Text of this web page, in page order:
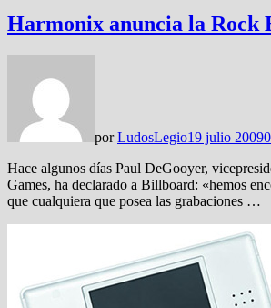
Harmonix anuncia la Rock
porLudosLegio19 julio 20090
Hace algunos días Paul DeGooyer,
Games, ha declarado a Billboard: «hemos
que cualquiera que posea las grabaciones …